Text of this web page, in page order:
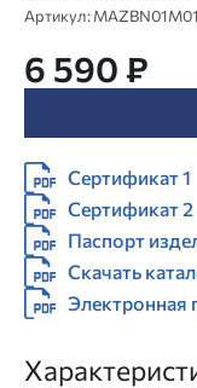
Артикул:MAZBN01M01
6 590 ₽
Сертификат 1
Сертификат 2
Паспорт
Скачать
Электронная